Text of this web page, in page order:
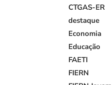
CTGAS-ER
destaque
Economia
Educação
FAETI
FIERN